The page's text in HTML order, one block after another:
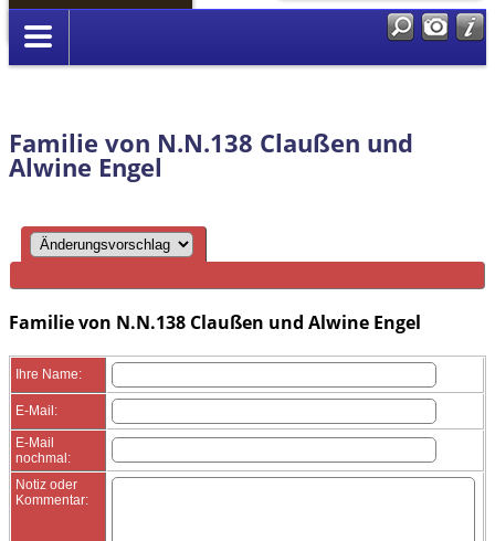
Anmelden
Familie von N.N.138 Claußen und
Alwine Engel
Familie von N.N.138 Claußen und Alwine Engel
Ihre Name:
E-Mail:
E-Mail
nochmal:
Notiz oder
Kommentar: